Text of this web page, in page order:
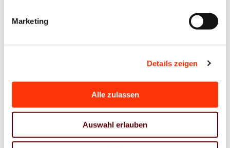
Marketing
Details zeigen
Alle zulassen
Auswahl erlauben
030 209139-121
030 209139-123
Anna Lutz